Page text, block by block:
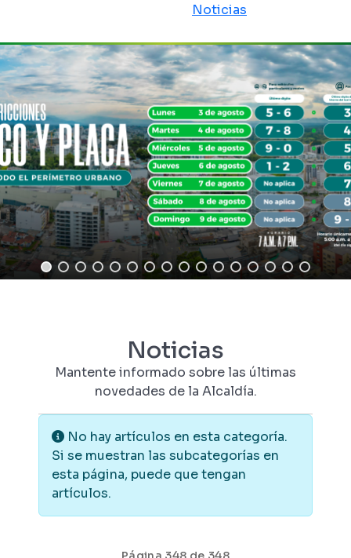
Noticias
Noticias
Mantente informado sobre las últimas
novedades de la Alcaldía.
Información
No hay artículos en esta categoría.
Si se muestran las subcategorías en
esta página, puede que tengan
artículos.